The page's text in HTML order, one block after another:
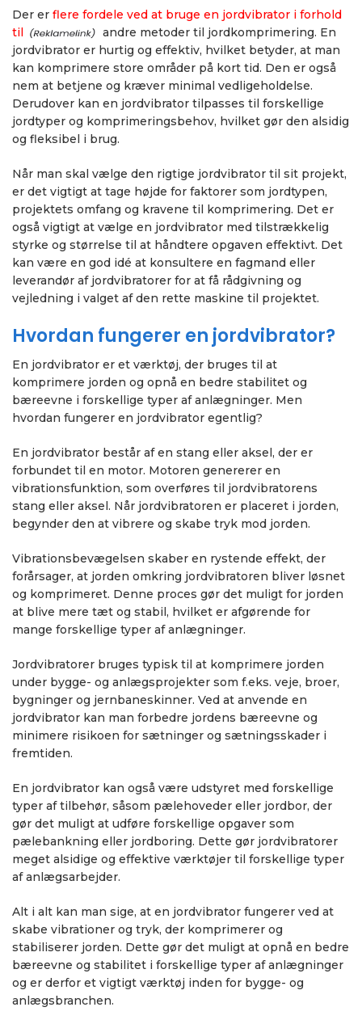
Der er flere fordele ved at bruge en jordvibrator i forhold
til
andre metoder til jordkomprimering. En
jordvibrator er hurtig og effektiv, hvilket betyder, at man
kan komprimere store områder på kort tid. Den er også
nem at betjene og kræver minimal vedligeholdelse.
Derudover kan en jordvibrator tilpasses til forskellige
jordtyper og komprimeringsbehov, hvilket gør den alsidig
og fleksibel i brug.
Når man skal vælge den rigtige jordvibrator til sit projekt,
er det vigtigt at tage højde for faktorer som jordtypen,
projektets omfang og kravene til komprimering. Det er
også vigtigt at vælge en jordvibrator med tilstrækkelig
styrke og størrelse til at håndtere opgaven effektivt. Det
kan være en god idé at konsultere en fagmand eller
leverandør af jordvibratorer for at få rådgivning og
vejledning i valget af den rette maskine til projektet.
Hvordan fungerer en jordvibrator?
En jordvibrator er et værktøj, der bruges til at
komprimere jorden og opnå en bedre stabilitet og
bæreevne i forskellige typer af anlægninger. Men
hvordan fungerer en jordvibrator egentlig?
En jordvibrator består af en stang eller aksel, der er
forbundet til en motor. Motoren genererer en
vibrationsfunktion, som overføres til jordvibratorens
stang eller aksel. Når jordvibratoren er placeret i jorden,
begynder den at vibrere og skabe tryk mod jorden.
Vibrationsbevægelsen skaber en rystende effekt, der
forårsager, at jorden omkring jordvibratoren bliver løsnet
og komprimeret. Denne proces gør det muligt for jorden
at blive mere tæt og stabil, hvilket er afgørende for
mange forskellige typer af anlægninger.
Jordvibratorer bruges typisk til at komprimere jorden
under bygge- og anlægsprojekter som f.eks. veje, broer,
bygninger og jernbaneskinner. Ved at anvende en
jordvibrator kan man forbedre jordens bæreevne og
minimere risikoen for sætninger og sætningsskader i
fremtiden.
En jordvibrator kan også være udstyret med forskellige
typer af tilbehør, såsom pælehoveder eller jordbor, der
gør det muligt at udføre forskellige opgaver som
pælebankning eller jordboring. Dette gør jordvibratorer
meget alsidige og effektive værktøjer til forskellige typer
af anlægsarbejder.
Alt i alt kan man sige, at en jordvibrator fungerer ved at
skabe vibrationer og tryk, der komprimerer og
stabiliserer jorden. Dette gør det muligt at opnå en bedre
bæreevne og stabilitet i forskellige typer af anlægninger
og er derfor et vigtigt værktøj inden for bygge- og
anlægsbranchen.